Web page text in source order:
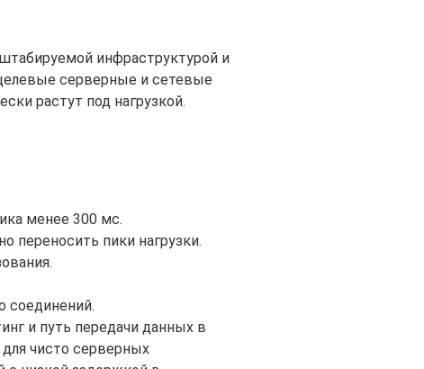
инфраструктурой и
серверные и сетевые
растут под нагрузкой.
менее 300 мс.
переносить пики нагрузки.
соединений.
и путь передачи данных в
чисто серверных